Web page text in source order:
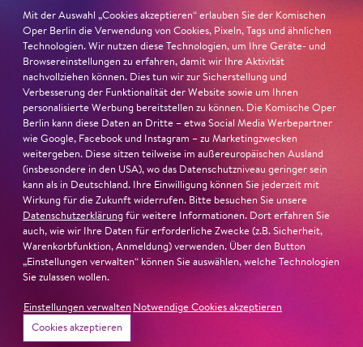
sind Auflehnung und Verletzlichkeit ebenso nachfühlbar
wie die verzweifelte Einsamkeit ihrer Figur.«Jury-
Begründung
Mit der Auswahl „Cookies akzeptieren“ erlauben Sie der Komischen
Oper Berlin die Verwendung von Cookies, Pixeln, Tags und ähnlichen
Technologien. Wir nutzen diese Technologien, um Ihre Geräte- und
Browsereinstellungen zu erfahren, damit wir Ihre Aktivität
nachvollziehen können. Dies tun wir zur Sicherstellung und
Verbesserung der Funktionalität der Website sowie um Ihnen
personalisierte Werbung bereitstellen zu können. Die Komische Oper
Berlin kann diese Daten an Dritte – etwa Social Media Werbepartner
wie Google, Facebook und Instagram – zu Marketingzwecken
weitergeben. Diese sitzen teilweise im außereuropäischen Ausland
(insbesondere in den USA), wo das Datenschutzniveau geringer sein
kann als in Deutschland. Ihre Einwilligung können Sie jederzeit mit
Wirkung für die Zukunft widerrufen. Bitte besuchen Sie unsere
Datenschutzerklärung für weitere Informationen. Dort erfahren Sie
auch, wie wir Ihre Daten für erforderliche Zwecke (z.B. Sicherheit,
Warenkorbfunktion, Anmeldung) verwenden. Über den Button
„Einstellungen verwalten“ können Sie auswählen, welche Technologien
Sie zulassen wollen.
Einstellungen verwalten Notwendige Cookies akzeptieren
Cookies akzeptieren